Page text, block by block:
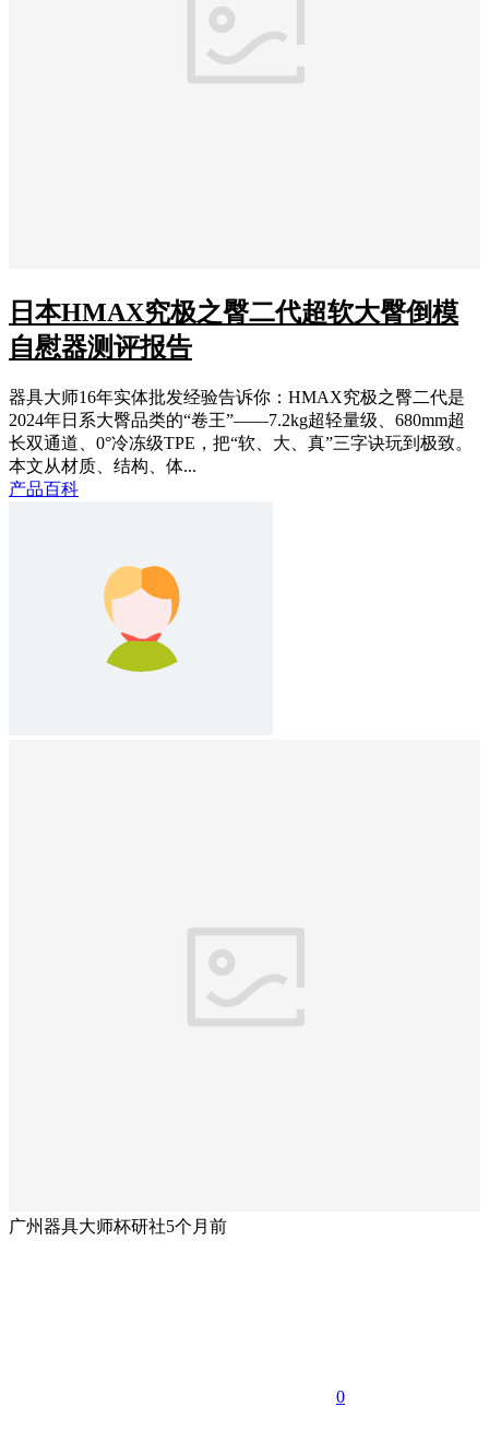
日本HMAX究极之臀二代超软大臀倒模
自慰器测评报告
器具大师16年实体批发经验告诉你：HMAX究极之臀二代是
2024年日系大臀品类的“卷王”——7.2kg超轻量级、680mm超
长双通道、0°冷冻级TPE，把“软、大、真”三字诀玩到极致。
本文从材质、结构、体...
产品百科
广州器具大师杯研社5个月前
0